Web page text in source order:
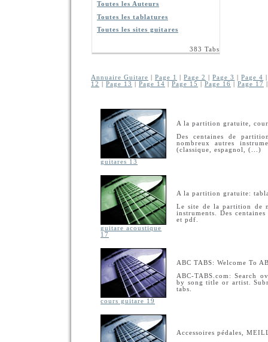
Toutes les Auteurs
Toutes les tablatures
Toutes les sites guitares
383 Tabs
Annuaire Guitare |Page 1 |Page 2 |Page 3 |Page 4
12
Page 13 Page 14 Page 15 Page 16 Page 17
guitares 13
A la partition gratuite,
Des centaines de
nombreux autres
(classique, espagnol, (...)
guitare acoustique
17
A la partition gratuite:
Le site de la partition de
instruments. Des
et pdf.
cours guitare 19
ABC TABS: Welcome To
ABC-TABS.com: Search
by song title or artist.
tabs.
Accessoires pédales,